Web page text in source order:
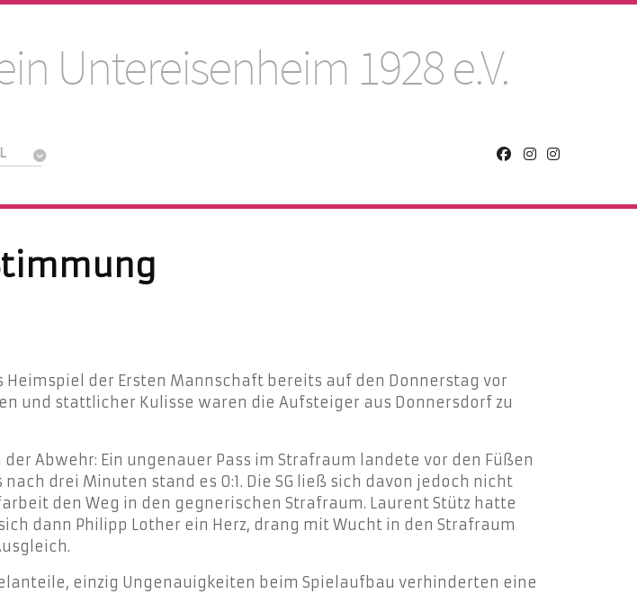
Untereisenheim 1928 e.V.
der Ersten Mannschaft bereits auf den Donnerstag vor
und stattlicher Kulisse waren die Aufsteiger aus Donnersdorf zu
Abwehr: Ein ungenauer Pass im Strafraum landete vor den Füßen
drei Minuten stand es 0:1. Die SG ließ sich davon jedoch nicht
den Weg in den gegnerischen Strafraum. Laurent Stütz hatte
dann Philipp Lother ein Herz, drang mit Wucht in den Strafraum
einzig Ungenauigkeiten beim Spielaufbau verhinderten eine